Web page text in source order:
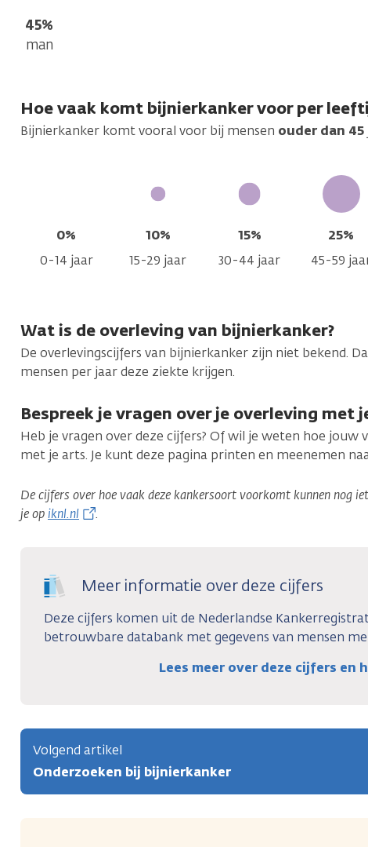
45%
man
Hoe vaak komt bijnierkanker voor per
Bijnierkanker komt vooral voor bij mensen ouder dan 45
0%
0-14 jaar
10%
15-29 jaar
15%
30-44 jaar
25%
45-59
Wat is de overleving van bijnierkanker?
De overlevingscijfers van bijnierkanker zijn niet bekend.
mensen per jaar deze ziekte krijgen.
Bespreek je vragen over je overleving met
Heb je vragen over deze cijfers? Of wil je weten hoe jouw
met je arts. Je kunt deze pagina printen en meenemen
De cijfers over hoe vaak deze kankersoort voorkomt kunnen nog
je opiknl.nl .
Meer informatie over deze cijfers
Deze cijfers komen uit de Nederlandse
betrouwbare databank met gegevens van mensen
Lees meer over deze cijfers en
Volgend artikel
Onderzoeken bij bijnierkanker